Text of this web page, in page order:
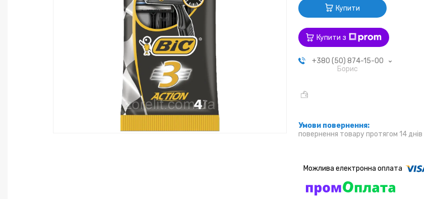
Купити
Купити з
+380 (50) 874-15-00
Борис
повернення товару протягом 14 днів